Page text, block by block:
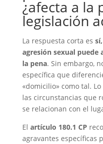
¿afecta a la
legislación
La respuesta corta es
agresión sexual
la pena. Sin embargo,
específica que
«domicilio» como tal.
las circunstancias que
se relacionan con el
El artículo 180.1 CP
agravantes específicas